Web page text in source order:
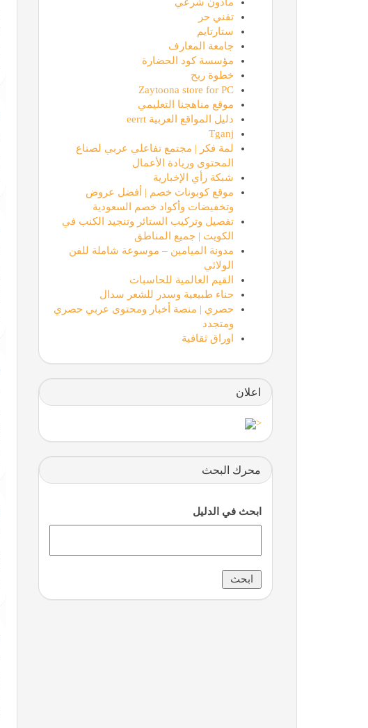
تقني حر
ستارتايم
جامعة المعارف
مؤسسة كود الحضارة
خطوة ربح
Zaytoona store for PC
موقع مناهجنا التعليمي
دليل المواقع العربية eerrt
Tganj
لمة فكر | مجتمع تفاعلي عربي لصناع
المحتوى وريادة الأعمال
شبكة رأي الإخبارية
موقع كوبونات خصم | أفضل عروض
وتخفيضات وأكواد خصم السعودية
تفصيل وتركيب الستائر وتنجيد الكنب في
الكويت | جميع المناطق
مدونة الميامين – موسوعة شاملة للفن
الولائي
القيم العالمية للحاسبات
حناء طبيعية وسدر للشعر سدال
حصري | منصة أخبار ومحتوى عربي حصري
ومتجدد
اوراق ثقافية
اعلان
<
محرك البحث
ابحث في الدليل